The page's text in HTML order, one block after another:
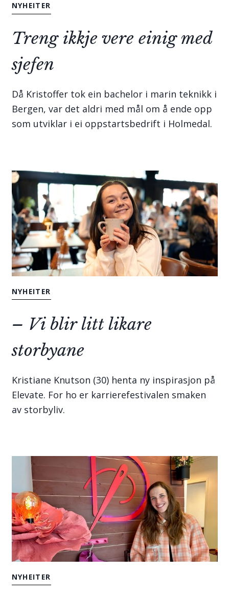
NYHEITER
Treng ikkje vere einig med
sjefen
Då Kristoffer tok ein bachelor i marin teknikk i
Bergen, var det aldri med mål om å ende opp
som utviklar i ei oppstartsbedrift i Holmedal.
NYHEITER
– Vi blir litt likare
storbyane
Kristiane Knutson (30) henta ny inspirasjon på
Elevate. For ho er karrierefestivalen smaken
av storbyliv.
NYHEITER